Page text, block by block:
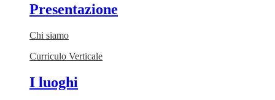
Presentazione
Chi siamo
Curriculo Verticale
I luoghi